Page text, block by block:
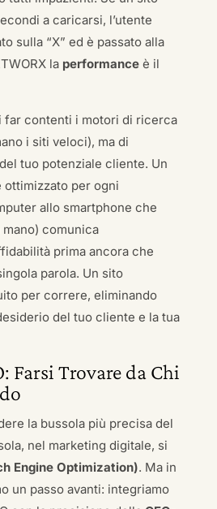
a caricarsi, l’utente
sulla “X” ed è passato alla
la performanceè il
far contenti i motori di ricerca
i siti veloci), ma di
tuo potenziale cliente. Un
per ogni
allo smartphone che
comunica
prima ancora che
parola. Un sito
per correre, eliminando
del tuo cliente e la tua
Farsi Trovare da Chi
la bussola più precisa del
nel marketing digitale, si
Engine Optimization). Ma in
un passo avanti: integriamo